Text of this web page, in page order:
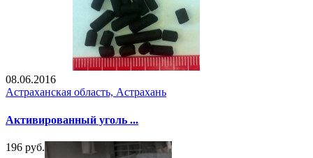
08.06.2016
Астраханская область, Астрахань
Активированный уголь ...
196 руб.